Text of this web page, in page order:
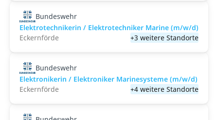
Bundeswehr
Elektrotechnikerin / Elektrotechniker Marine (m/w/d)
Eckernförde
+3 weitere Standorte
Bundeswehr
Elektronikerin / Elektroniker Marinesysteme (m/w/d)
Eckernförde
+4 weitere Standorte